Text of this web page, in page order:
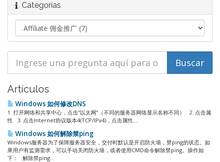
Categorías
Artículos
Windows 如何修改DNS
1. 打开网络和共享中心，点击“以太网”（不同的服务器网络显示名称不同） 2. 点击属
性 3. 点击Internet协议版本4(TCP/IPv4)，点击属性...
Windows 如何解除禁ping
Windows服务器为了保障服务器安全，交付时默认是开启防火墙，禁ping的状态。如
果用户有监测需求，可以手动关闭防火墙，或者使用CMD命令解除禁ping。操作如
下： 解除禁ping...